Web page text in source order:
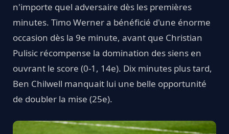
n'importe quel adversaire dès les premières
minutes. Timo Werner a bénéficié d'une énorme
occasion dès la 9e minute, avant que Christian
Pulisic récompense la domination des siens en
ouvrant le score (0-1, 14e). Dix minutes plus tard,
Ben Chilwell manquait lui une belle opportunité
de doubler la mise (25e).